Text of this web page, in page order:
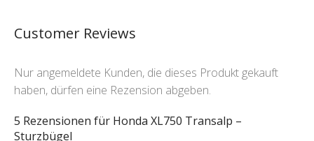
Customer Reviews
5 Rezensionen für Honda XL750 Transalp –
Sturzbügel
Nur angemeldete Kunden, die dieses Produkt gekauft
haben, dürfen eine Rezension abgeben.